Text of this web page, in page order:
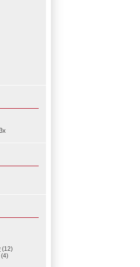
(12)
(4)